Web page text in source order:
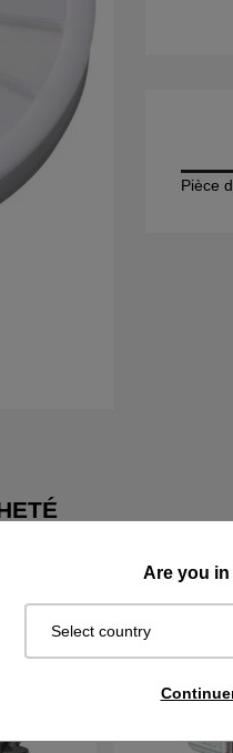
Are you
Select country
Pièce